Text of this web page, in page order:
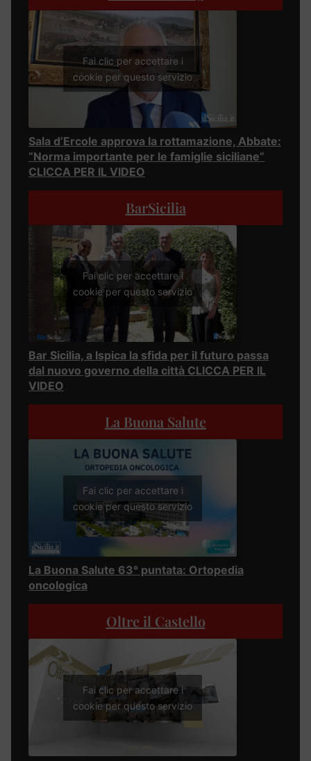
Fai clic per accettare i
cookie per questo servizio
Sala d’Ercole approva la rottamazione, Abbate:
“Norma importante per le famiglie siciliane”
CLICCA PER IL VIDEO
BarSicilia
Fai clic per accettare i
cookie per questo servizio
Bar Sicilia, a Ispica la sfida per il futuro passa
dal nuovo governo della città CLICCA PER IL
VIDEO
La Buona Salute
Fai clic per accettare i
cookie per questo servizio
La Buona Salute 63° puntata: Ortopedia
oncologica
Oltre il Castello
Fai clic per accettare i
cookie per questo servizio